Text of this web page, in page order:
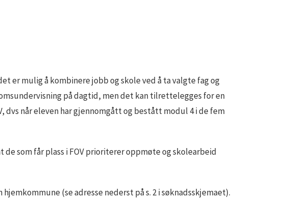
mulig å kombinere jobb og skole ved å ta valgte fag og
på dagtid, men det kan tilrettelegges for en
når eleven har gjennomgått og bestått modul 4 i de fem
som får plass i FOV prioriterer oppmøte og skolearbeid
(se adresse nederst på s. 2 i søknadsskjemaet).